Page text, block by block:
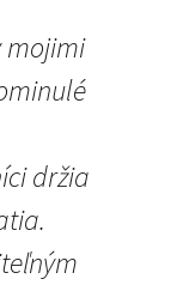
mojimi
držia